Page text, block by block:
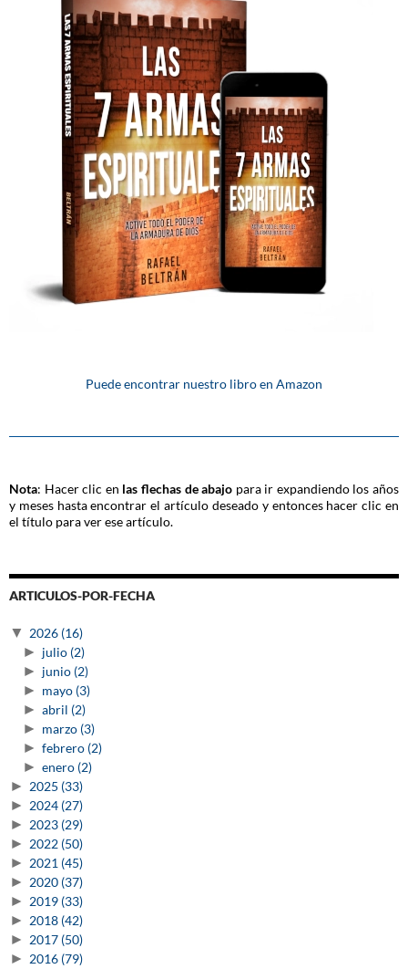
Puede encontrar nuestro libro en Amazon
Nota: Hacer clic en las flechas de abajo para ir expandiendo los años
y meses hasta encontrar el artículo deseado y entonces hacer clic en
el título para ver ese artículo.
ARTICULOS-POR-FECHA
▼ 2026 (16)
► julio (2)
► junio (2)
► mayo (3)
► abril (2)
► marzo (3)
► febrero (2)
► enero (2)
► 2025 (33)
► 2024 (27)
► 2023 (29)
► 2022 (50)
► 2021 (45)
► 2020 (37)
► 2019 (33)
► 2018 (42)
► 2017 (50)
► 2016 (79)